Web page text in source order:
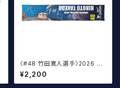
〈#48 竹田寛人選手〉2026 サ
イン入りマフラータオル
¥2,200